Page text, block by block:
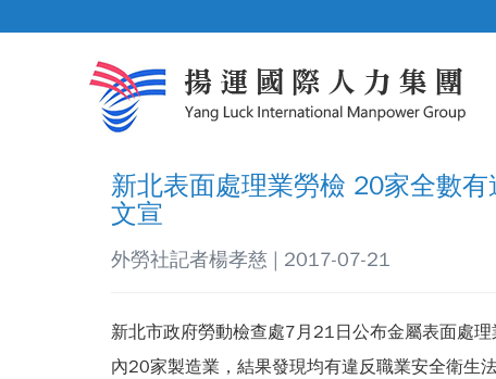
新北表面處理業勞檢 20家全數
文宣
外勞社記者楊孝慈 | 2017-07-21
新北市政府勞動檢查處7月21日公布金屬表面處
內20家製造業，結果發現均有違反職業安全衛生